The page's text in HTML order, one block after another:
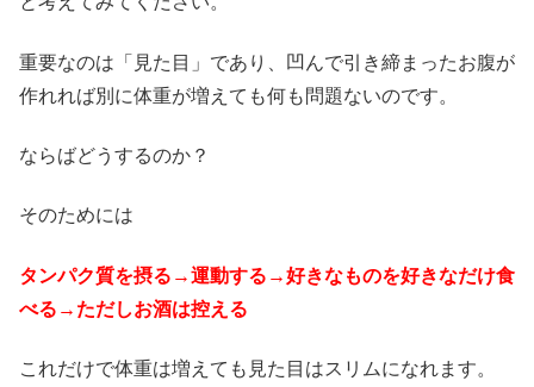
重要なのは「見た目」であり、凹んで引き締まったお腹が
作れれば別に体重が増えても何も問題ないのです。
ならばどうするのか？
そのためには
タンパク質を摂る→運動する→好きなものを好きなだけ食
べる→ただしお酒は控える
これだけで体重は増えても見た目はスリムになれます。